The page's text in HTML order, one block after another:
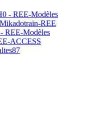
- REE-Modèles
REE
REE-Modèles
ACCESS